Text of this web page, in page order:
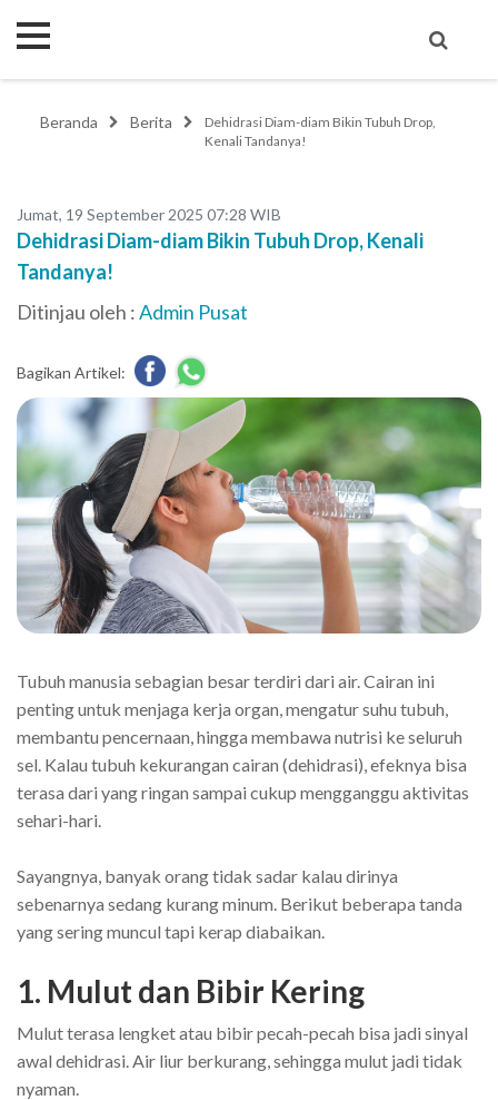
Beranda Berita
Dehidrasi Diam-diam Bikin Tubuh Drop,
Kenali Tandanya!
Jumat, 19 September 2025 07:28 WIB
Dehidrasi Diam-diam Bikin Tubuh Drop, Kenali
Tandanya!
Ditinjau oleh :Admin Pusat
Bagikan Artikel:
Tubuh manusia sebagian besar terdiri dari air. Cairan ini
penting untuk menjaga kerja organ, mengatur suhu tubuh,
membantu pencernaan, hingga membawa nutrisi ke seluruh
sel. Kalau tubuh kekurangan cairan (dehidrasi), efeknya bisa
terasa dari yang ringan sampai cukup mengganggu aktivitas
sehari-hari.
Sayangnya, banyak orang tidak sadar kalau dirinya
sebenarnya sedang kurang minum. Berikut beberapa tanda
yang sering muncul tapi kerap diabaikan.
1. Mulut dan Bibir Kering
Mulut terasa lengket atau bibir pecah-pecah bisa jadi sinyal
awal dehidrasi. Air liur berkurang, sehingga mulut jadi tidak
nyaman.